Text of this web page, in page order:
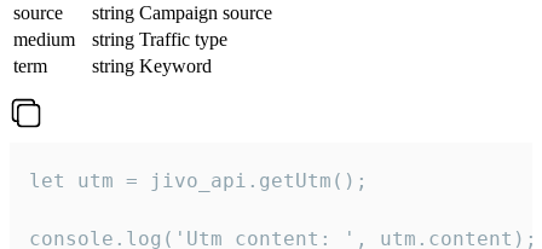
source
string Campaign source
medium
string Traffic type
term
string Keyword
let utm = jivo_api.getUtm();
console.log('Utm content: ', utm.content);